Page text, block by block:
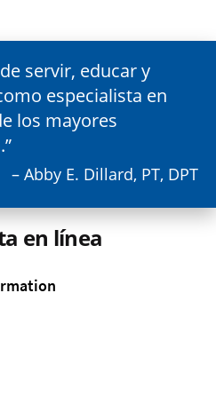
servir, educar y
especialista en
los mayores
– Abby E. Dillard, PT, DPT
en línea